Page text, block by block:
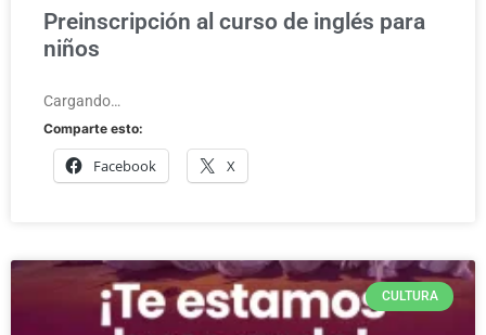
Preinscripción al curso de inglés para
niños
Cargando…
Comparte esto:
Facebook X
CULTURA